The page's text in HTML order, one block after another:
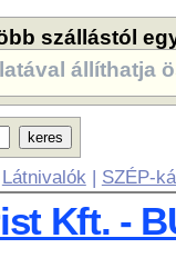
szállástól
állíthatja
Látnivalók | SZÉP-
Kft. -